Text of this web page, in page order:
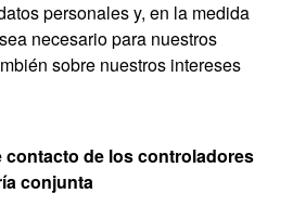
personales y, en la medida
necesario para nuestros
sobre nuestros intereses
contacto de los controladores
conjunta